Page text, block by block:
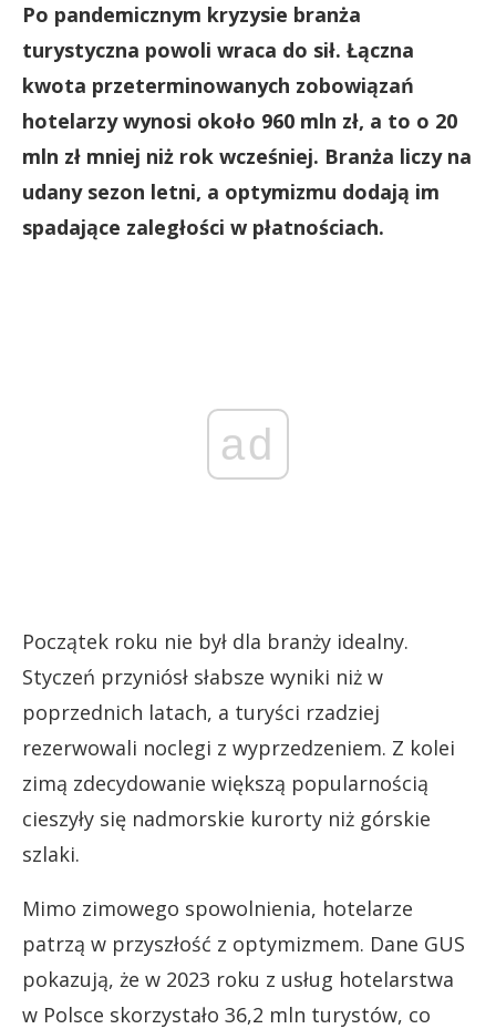
Po pandemicznym kryzysie branża
turystyczna powoli wraca do sił. Łączna
kwota przeterminowanych zobowiązań
hotelarzy wynosi około 960 mln zł, a to o 20
mln zł mniej niż rok wcześniej. Branża liczy na
udany sezon letni, a optymizmu dodają im
spadające zaległości w płatnościach.
ad
Początek roku nie był dla branży idealny.
Styczeń przyniósł słabsze wyniki niż w
poprzednich latach, a turyści rzadziej
rezerwowali noclegi z wyprzedzeniem. Z kolei
zimą zdecydowanie większą popularnością
cieszyły się nadmorskie kurorty niż górskie
szlaki.
Mimo zimowego spowolnienia, hotelarze
patrzą w przyszłość z optymizmem. Dane GUS
pokazują, że w 2023 roku z usług hotelarstwa
w Polsce skorzystało 36,2 mln turystów, co